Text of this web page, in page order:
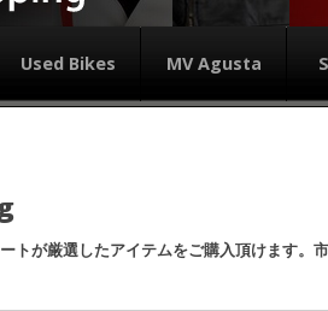
Used Bikes MV Agusta
トが厳選したアイテムをご購入頂けます。